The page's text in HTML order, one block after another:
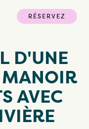
RÉSERVEZ
D'UNE
AVEC